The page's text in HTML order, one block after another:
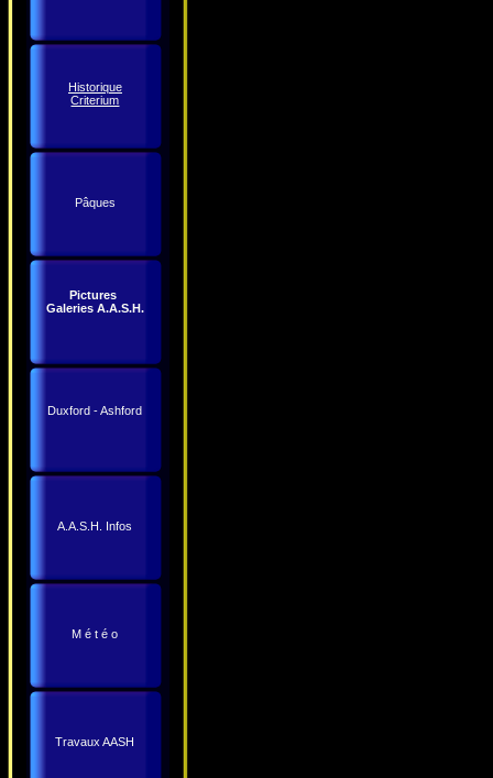
Historique
Criterium
Pâques
Pictures
Galeries A.A.S.H.
Duxford - Ashford
A.A.S.H. Infos
M é t é o
Travaux AASH